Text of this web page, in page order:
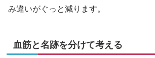
み違いがぐっと減ります。
血筋と名跡を分けて考える